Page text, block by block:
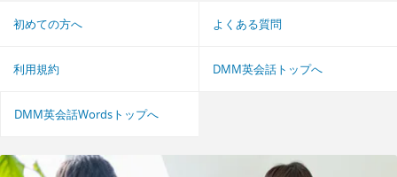
初めての方へ よくある質問
利用規約 DMM英会話トップへ
DMM英会話Wordsトップへ